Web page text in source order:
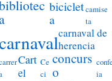
biciclet
a
camise
ta
carnaval de
herencia
Cart
el
Ce
ci
concurs
o
ia